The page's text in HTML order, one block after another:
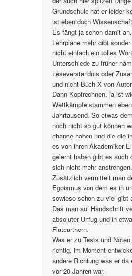
Grundschule hat er leider
ist eben doch
Es fängt ja schon damit
Lehrpläne mehr gibt
nicht einfach ein tolles
Unterschiede zu früher
Leseverständnis oder
und nicht Buch X von
Dann Kopfrechnen, ja ist
Wettkämpfe stammen
Jahrtausend. So etwas
noch nicht so gut können
chance haben und die die
es von ihren Akademiker
gelernt haben gibt es auch
sich nicht mehr anstrengen.
Zusätzlich vermittelt man
Egoismus von dem es in
sowieso schon zu viel gibt
Das man auf Handschrift
absoluter Unfug und in
Flatearthern.
Was er zu Tests und
richtig. im Moment
andere Richtung was er
vor 20 Jahren war.